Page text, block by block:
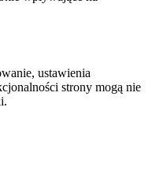
ustawienia
strony mogą nie